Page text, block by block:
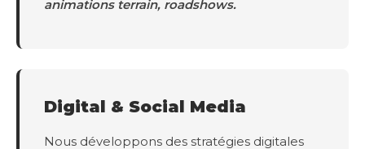
animations terrain, roadshows.
Digital & Social Media
Nous développons des stratégies digitales